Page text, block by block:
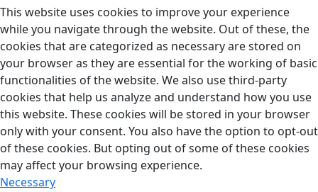
This website uses cookies to improve your experience
while you navigate through the website. Out of these, the
cookies that are categorized as necessary are stored on
your browser as they are essential for the working of basic
functionalities of the website. We also use third-party
cookies that help us analyze and understand how you use
this website. These cookies will be stored in your browser
only with your consent. You also have the option to opt-out
of these cookies. But opting out of some of these cookies
may affect your browsing experience.
Necessary